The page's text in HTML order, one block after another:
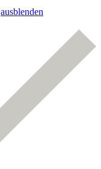
ausblenden